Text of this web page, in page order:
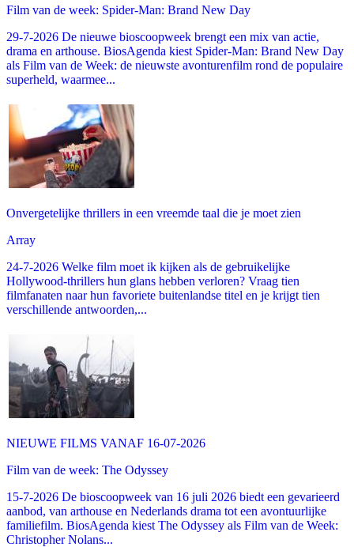
Film van de week: Spider-Man: Brand New Day
29-7-2026 De nieuwe bioscoopweek brengt een mix van actie,
drama en arthouse. BiosAgenda kiest Spider-Man: Brand New Day
als Film van de Week: de nieuwste avonturenfilm rond de populaire
superheld, waarmee...
Onvergetelijke thrillers in een vreemde taal die je moet zien
Array
24-7-2026 Welke film moet ik kijken als de gebruikelijke
Hollywood-thrillers hun glans hebben verloren? Vraag tien
filmfanaten naar hun favoriete buitenlandse titel en je krijgt tien
verschillende antwoorden,...
NIEUWE FILMS VANAF 16-07-2026
Film van de week: The Odyssey
15-7-2026 De bioscoopweek van 16 juli 2026 biedt een gevarieerd
aanbod, van arthouse en Nederlands drama tot een avontuurlijke
familiefilm. BiosAgenda kiest The Odyssey als Film van de Week:
Christopher Nolans...